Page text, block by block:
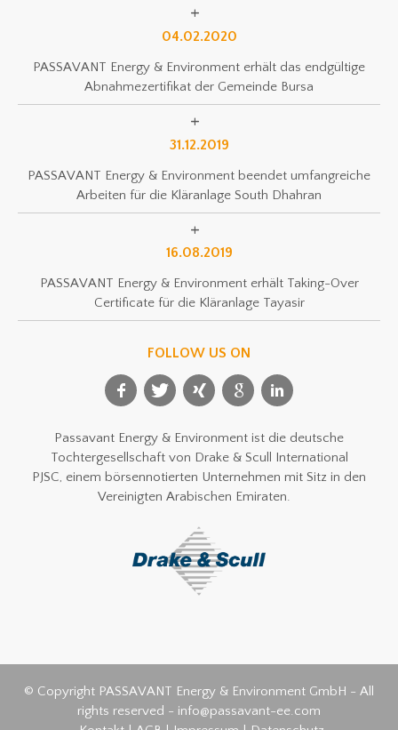
04.02.2020
PASSAVANT Energy & Environment erhält das endgültige
Abnahmezertifikat der Gemeinde Bursa
31.12.2019
PASSAVANT Energy & Environment beendet umfangreiche
Arbeiten für die Kläranlage South Dhahran
16.08.2019
PASSAVANT Energy & Environment erhält Taking-Over
Certificate für die Kläranlage Tayasir
FOLLOW US ON
Passavant Energy & Environment ist die deutsche
Tochtergesellschaft von Drake & Scull International
PJSC, einem börsennotierten Unternehmen mit Sitz in den
Vereinigten Arabischen Emiraten.
© Copyright PASSAVANT Energy & Environment GmbH - All
rights reserved - info@passavant-ee.com